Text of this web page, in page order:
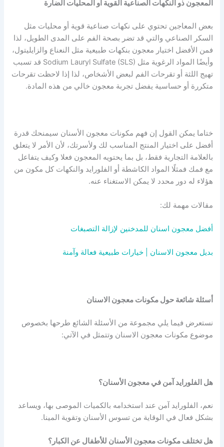
المعجون ذو النكهات الصناعية القوية أو المحليات الضارة
بعض المعاجين تحتوي على نكهات صناعية قوية أو محليات مثل
السكر الصناعي والتي قد تضر بصحة الفم على المدى الطويل، لذا
فمن الأفضل اختيار معجون بنكهات طبيعية مثل النعناع والزايليتول،
وأيضًا المواد الرغوية مثل Sodium Lauryl Sulfate (SLS) قد تسبب
تهيج اللثة أو تقرحات الفم لبعض الأشخاص، لذا إذا لاحظت تقرحات
متكررة أو حساسية يفضل تجربة معجون خالي من هذه المادة.
ختاما يمكن القول إن فهم مكونات معجون الأسنان سيمنحك قدرة
أفضل على اختيار المنتج المناسب لك ولأسرتك، لأن الأمر لا يتعلق
بالعلامة التجارية فقط، بل بما يحتويه المعجون فعلا وكيف يتفاعل
مع فمك فمثلًا المواد الكاشطة أو الفلورايد والنكهات كل مكون من
هؤلاء له دور محدد لا يمكن الاستغناء عنه.
مقالات مهمة لك:
أفضل معجون اسنان للمدخنين لإزالة التصبغات
بديل معجون الاسنان | خيارات طبيعية فعالة وآمنة
أسئلة شائعة حول مكونات معجون الاسنان
نستعرض فيما يلي مجموعة من الأسئلة الشائع طرحها بخصوص
موضوع مكونات معجون الاسنان وتتمثل في الآتي:
هل الفلورايد آمن في معجون الأسنان؟
نعم، الفلورايد آمن عند استخدامه بالكميات الموصى بها، ويساعد
بشكل فعال في الوقاية من تسوس الأسنان وتقوية المينا.
هل تختلف مكونات معجون الأسنان للأطفال عن الكبار؟